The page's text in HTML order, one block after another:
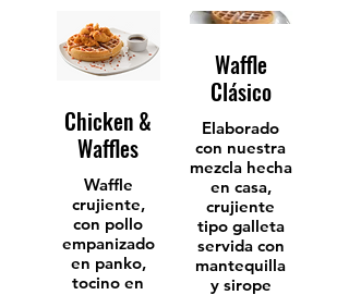
Chicken &
Waffles
Waffle
crujiente,
con pollo
empanizado
en panko,
tocino en
Waffle
Clásico
Elaborado
con nuestra
mezcla hecha
en casa,
crujiente
tipo galleta
servida con
mantequilla
y sirope